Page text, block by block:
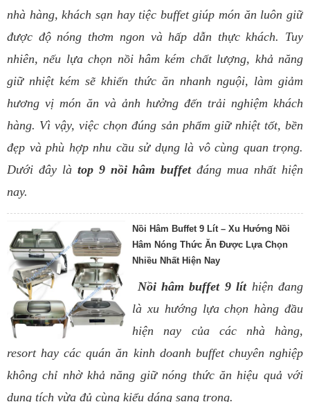
nhà hàng, khách sạn hay tiệc buffet giúp món ăn luôn giữ
được độ nóng thơm ngon và hấp dẫn thực khách. Tuy
nhiên, nếu lựa chọn nồi hâm kém chất lượng, khả năng
giữ nhiệt kém sẽ khiến thức ăn nhanh nguội, làm giảm
hương vị món ăn và ảnh hưởng đến trải nghiệm khách
hàng. Vì vậy, việc chọn đúng sản phẩm giữ nhiệt tốt, bền
đẹp và phù hợp nhu cầu sử dụng là vô cùng quan trọng.
Dưới đây làtop 9 nồi hâm buffetđáng mua nhất hiện
nay.
Nồi Hâm Buffet 9 Lít – Xu Hướng Nồi
Hâm Nóng Thức Ăn Được Lựa Chọn
Nhiều Nhất Hiện Nay
Nồi hâm buffet 9 líthiện đang
là xu hướng lựa chọn hàng đầu
hiện nay của các nhà hàng,
resort hay các quán ăn kinh doanh buffet chuyên nghiệp
không chỉ nhờ khả năng giữ nóng thức ăn hiệu quả với
dung tích vừa đủ cùng kiểu dáng sang trọng.